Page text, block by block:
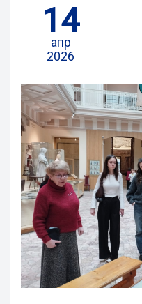
14
апр
2026